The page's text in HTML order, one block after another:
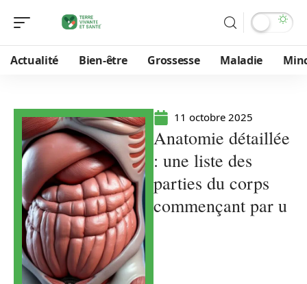
Actualité Bien-être Grossesse Maladie
11 octobre 2025
Anatomie détaillée
: une liste des
parties du corps
commençant par u